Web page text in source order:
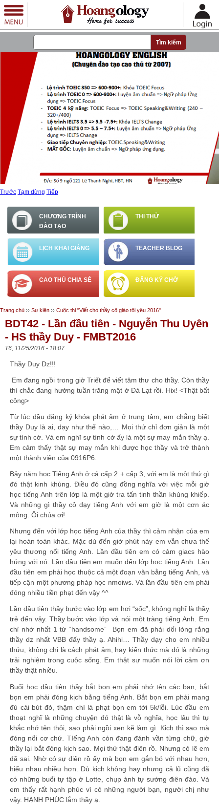
Nhảy đến nội dung
Trước Tạm dừng Tiếp
CHƯƠNG TRÌNH
ĐÀO TẠO
THI THỬ
LỊCH KHAI GIẢNG TEACHER BLOG
CAO THỦ CHIA SẺ ĐĂNG KÝ CHỜ
Bạn đang ở đây
Trang chủ ›› Sự kiện ›› Cuộc thi "Viết cho thầy cô giáo tôi yêu 2016"
BDT42 - Lần đầu tiên - Nguyễn Thu Uyên
- HS thầy Duy - FMBT2016
T6, 11/25/2016 - 18:07
Thầy Duy Dz!!!
Em đang ngồi trong giờ Triết để viết tâm thư cho thầy. Còn thầy
thì chắc đang hưởng tuần trăng mật ở Đà Lạt rồi. Hix! <Thật bất
công>
Từ lúc đầu đăng ký khóa phát âm ở trung tâm, em chẳng biết
thầy Duy là ai, dạy như thế nào,… Mọi thứ chỉ đơn giản là một
sự tình cờ. Và em nghĩ sự tình cờ ấy là một sự may mắn thầy ạ.
Em cảm thấy thật sự may mắn khi được học thầy và trở thành
một thành viên của 0916P6.
Bảy năm học Tiếng Anh ở cả cấp 2 + cấp 3, với em là một thứ gì
đó thật kinh khủng. Điều đó cũng đồng nghĩa với việc mỗi giờ
học tiếng Anh trên lớp là một giờ tra tấn tinh thần khủng khiếp.
Và những gì thầy cô dạy tiếng Anh với em giờ là một cơn ác
mộng. Ôi chúa ơi!
Nhưng đến với lớp học tiếng Anh của thầy thì cảm nhận của em
lại hoàn toàn khác. Mặc dù đến giờ phút này em vẫn chưa thể
yêu thương nổi tiếng Anh. Lần đầu tiên em có cảm giacs hào
hứng với nó. Lần đầu tiên em muốn đến lớp học tiếng Anh. Lần
đầu tiên em phải học thuộc cả một đoạn văn bằng tiếng Anh, và
tiếp cận một phương pháp học nmoiws. Và lần đầu tiên em phải
đóng nhiều tiền phạt đến vậy ^^
Lần đầu tiên thầy bước vào lớp em hơi “sốc”, không nghĩ là thầy
trẻ đến vậy. Thầy bước vào lớp và nói một tràng tiếng Anh. Em
chỉ nhớ nhất 1 từ “handsome” Bọn em đã phải dối lòng rằng
thầy dz nhất VBB đấy thầy ạ. Ahihi… Thầy dạy cho em nhiều
thứu, không chỉ là cách phát âm, hay kiến thức mà đó là những
trải nghiệm trong cuộc sống. Em thật sự muốn nói lời cảm ơn
thầy thật nhiều.
Buổi học đầu tiên thầy bắt bọn em phải nhớ tên các bạn, bắt
bọn em phải đóng kịch bằng tiếng Anh. Bắt bọn em phải mang
đủ cái bút đỏ, thậm chí là phạt bọn em tới 5k/lỗi. Lúc đầu em
thoạt nghĩ là những chuyện đó thật là vỗ nghĩa, học lâu thì tự
khắc nhớ tên thôi, sao phải ngồi xen kẽ làm gì. Kịch thì sao mà
đóng nổi cơ chứ. TIếng Anh còn đang đánh vần từng chữ, giờ
thầy lại bắt đóng kịch sao. Mọi thứ thật điên rồ. Nhưng có lẽ em
đã sai. Nhờ có sự điên rồ ấy mà bọn em gắn bó với nhau hơn,
hiểu nhau nhiều hơn. Dù kịch không hay nhưng cả lũ cũng đã
có những buổi tự tập ở Lotte, chụp ảnh tự sướng điên đảo. Và
em thấy rất hạnh phúc vì có những người bạn, người chị như
vậy. HẠNH PHÚC lắm thầy ạ.